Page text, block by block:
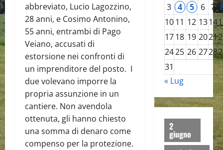
abbreviato, Lucio Lagozzino,
28 anni, e Cosimo Antonino,
55 anni, entrambi di Pago
Veiano, accusati di
estorsione nei confronti di
un imprenditore del posto. I
due volevano imporre la
propria assunzione in un
cantiere. Non avendola
ottenuta, gli hanno chiesto
una somma di denaro come
compenso per la protezione.
3 4 5 6 7
10 11 12 1314
17 18 19 2021
2425 26 2728
31
« Lug
2
giugno